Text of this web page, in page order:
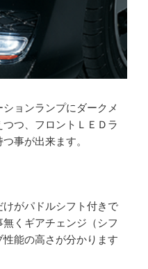
ョンランプにダークメ
つ、フロントＬＥＤラ
事が出来ます。
がパドルシフト付きで
くギアチェンジ（シフ
性能の高さが分かります